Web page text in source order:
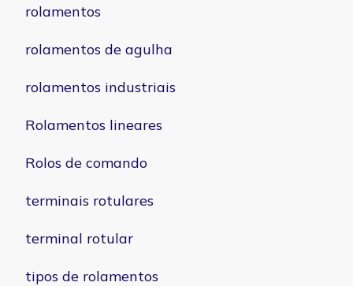
rolamentos
rolamentos de agulha
rolamentos industriais
Rolamentos lineares
Rolos de comando
terminais rotulares
terminal rotular
tipos de rolamentos